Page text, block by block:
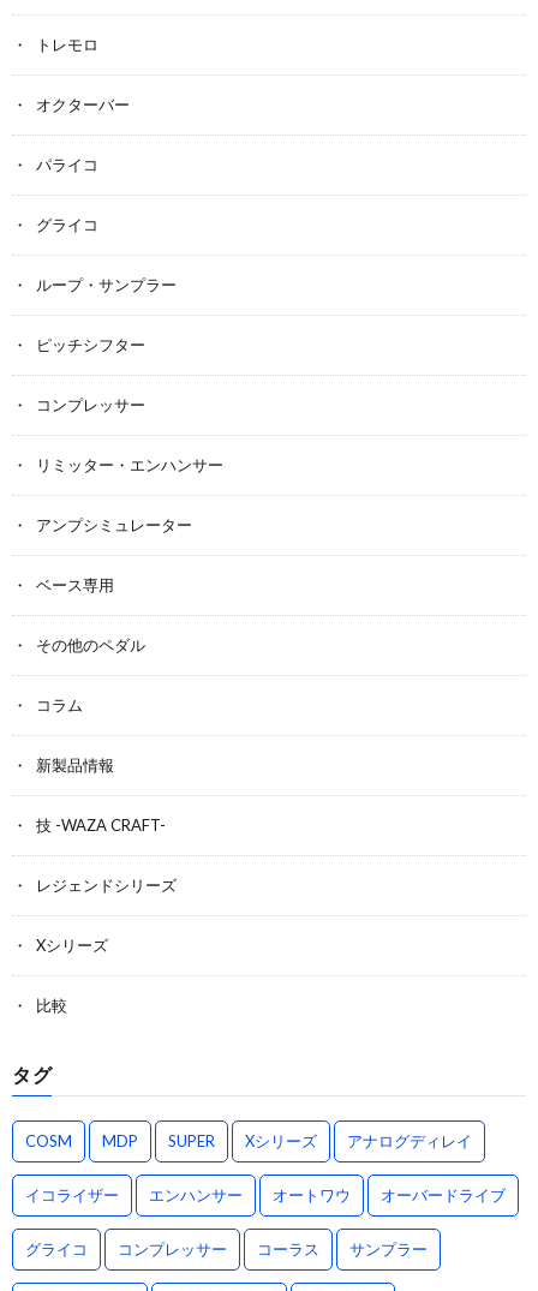
トレモロ
オクターバー
パライコ
グライコ
ループ・サンプラー
ピッチシフター
コンプレッサー
リミッター・エンハンサー
アンプシミュレーター
ベース専用
その他のペダル
コラム
新製品情報
技 -WAZA CRAFT-
レジェンドシリーズ
Xシリーズ
比較
タグ
COSM MDP SUPER Xシリーズ アナログディレイ
イコライザー エンハンサー オートワウ オーバードライブ
グライコ コンプレッサー コーラス サンプラー